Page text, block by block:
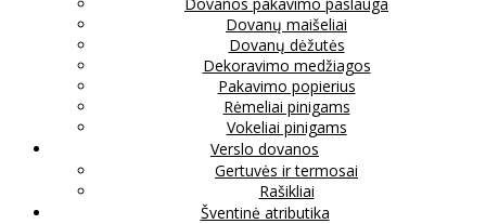
Dovanų maišeliai
Dovanų dėžutės
Dekoravimo medžiagos
Pakavimo popierius
Rėmeliai pinigams
Vokeliai pinigams
Verslo dovanos
Gertuvės ir termosai
Rašikliai
Šventinė atributika